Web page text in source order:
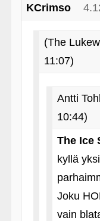
KCrimso
(The
11:07)
Antti
10:44)
The Ice
kyllä
Joku
vain